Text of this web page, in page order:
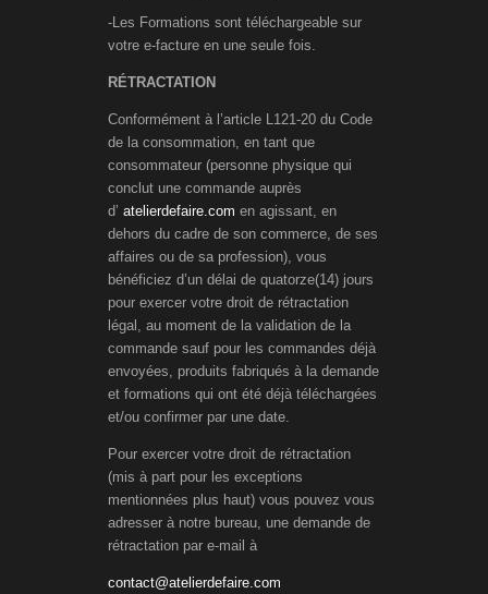
-Les Formations sont téléchargeable sur
votre e-facture en une seule fois.
RÉTRACTATION
Conformément à l’article L121-20 du Code
de la consommation, en tant que
consommateur (personne physique qui
conclut une commande auprès
d’ atelierdefaire.com en agissant, en
dehors du cadre de son commerce, de ses
affaires ou de sa profession), vous
bénéficiez d’un délai de quatorze(14) jours
pour exercer votre droit de rétractation
légal, au moment de la validation de la
commande sauf pour les commandes déjà
envoyées, produits fabriqués à la demande
et formations qui ont été déjà téléchargées
et/ou confirmer par une date.
Pour exercer votre droit de rétractation
(mis à part pour les exceptions
mentionnées plus haut) vous pouvez vous
adresser à notre bureau, une demande de
rétractation par e-mail à
contact@atelierdefaire.com